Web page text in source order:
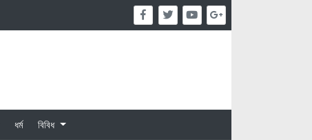
ধর্ম বিবিধ